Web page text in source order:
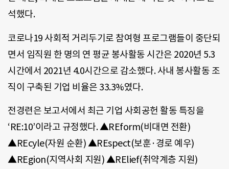
석했다.
코로나19 사회적 거리두기로 참여형 프로그램들이 중단되
면서 임직원 한 명의 연 평균 봉사활동 시간은 2020년 5.3
시간에서 2021년 4.0시간으로 감소했다. 사내 봉사활동 조
직이 구축된 기업 비율은 33.3%였다.
전경련은 보고서에서 최근 기업 사회공헌 활동 특징을
‘RE:10’이라고 규정했다. ▲REform(비대면 전환)
▲REcyle(자원 순환) ▲REspect(보훈·경로 예우)
▲REgion(지역사회 지원) ▲RElief(취약계층 지원)